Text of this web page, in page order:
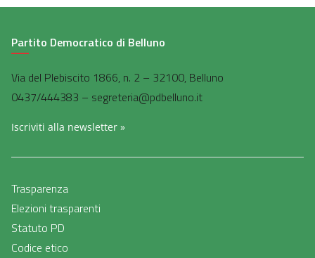
Partito Democratico di Belluno
Via del Plebiscito 1866, n. 2 – 32100, Belluno
0437/444383 – segreteria@pdbelluno.it
Iscriviti alla newsletter »
Trasparenza
Elezioni trasparenti
Statuto PD
Codice etico